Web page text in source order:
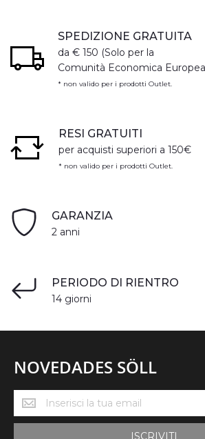
SPEDIZIONE GRATUITA
da € 150 (Solo per la
Comunità Economica
* non valido per i prodotti Outlet.
RESI GRATUITI
per acquisti superiori a 150€
* non valido per i prodotti Outlet.
GARANZIA
2 anni
PERIODO DI RIENTRO
14 giorni
NOVEDADES SÖLL
Novedades
Söll
ISCRIVITI